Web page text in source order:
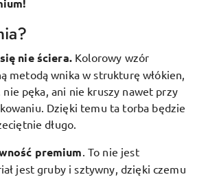
nie ściera. Kolorowy wzór
metodą wnika w strukturę włókien,
nie pęka, ani nie kruszy nawet przy
Dzięki temu ta torba będzie
długo.
premium To nie jest
jest gruby i sztywny, dzięki czemu